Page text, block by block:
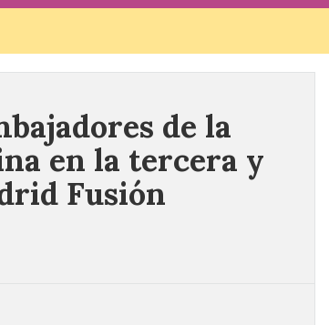
de la
en la tercera y
Fusión